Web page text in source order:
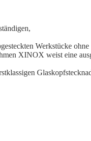
Werkstücke
XINOX weist eine